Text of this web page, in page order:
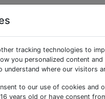
chrome-
tracking technologies to
you personalized content
understand where our visitors
to our use of cookies and
years old or have consent